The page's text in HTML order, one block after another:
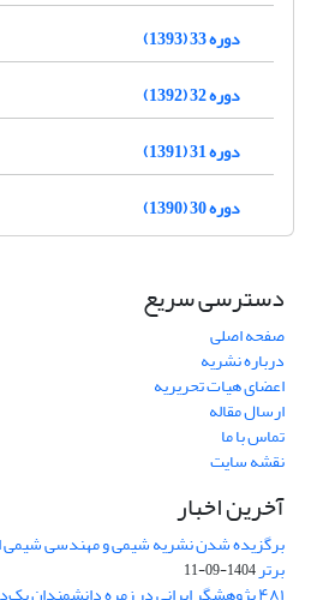
دوره 33 (1393)
دوره 32 (1392)
دوره 31 (1391)
دوره 30 (1390)
دسترسی سریع
صفحه اصلی
درباره نشریه
اعضای هیات تحریریه
ارسال مقاله
تماس با ما
نقشه سایت
آخرین اخبار
برگزیده شدن نشریه شیمی و مهندسی شیمی
برتر1404-09-11